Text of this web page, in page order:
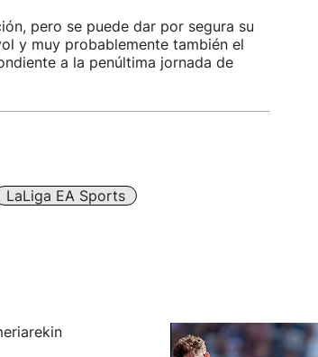
pero se puede dar por segura su
y muy probablemente también el
a la penúltima jornada de
LaLiga EA Sports